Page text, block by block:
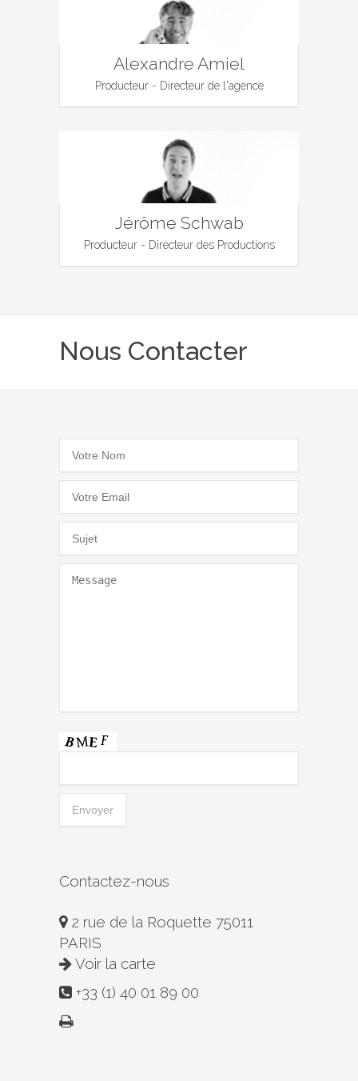
Alexandre Amiel
Producteur - Directeur de l'agence
Jérôme Schwab
Producteur - Directeur des Productions
Nous Contacter
Contactez-nous
2 rue de la Roquette 75011
PARIS
Voir la carte
+33 (1) 40 01 89 00